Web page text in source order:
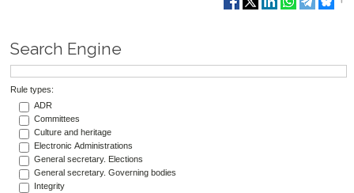
Search Engine
Rule types:
ADR
Committees
Culture and heritage
Electronic Administrations
General secretary. Elections
General secretary. Governing bodies
Integrity